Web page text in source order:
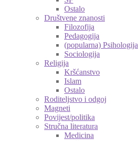
Ostalo
Društvene znanosti
Filozofija
Pedagogija
(popularna) Psihologija
Sociologija
Religija
Kršćanstvo
Islam
Ostalo
Roditeljstvo i odgoj
Magneti
Povijest/politika
Stručna literatura
Medicina